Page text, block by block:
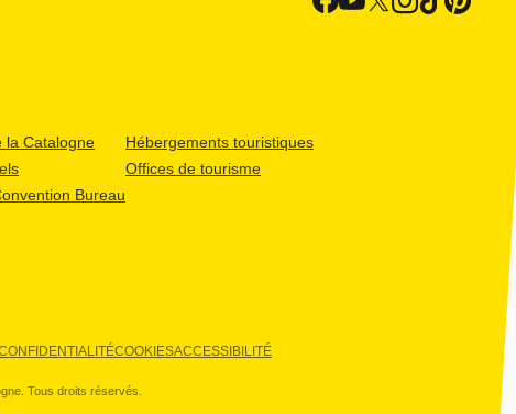
la Catalogne
Bureau
Hébergements touristiques
Offices de tourisme
COOKIESACCESSIBILITÉ
Tous droits réservés.